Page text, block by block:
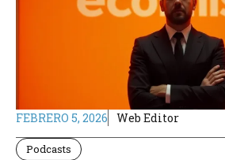
FEBRERO 5, 2026 Web Editor
Podcasts